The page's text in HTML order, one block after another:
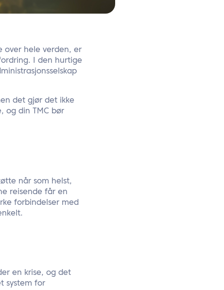
over hele verden, er
I den hurtige
det gjør det ikke
og din TMC bør
når som helst,
reisende får en
forbindelser med
en krise, og det
system for